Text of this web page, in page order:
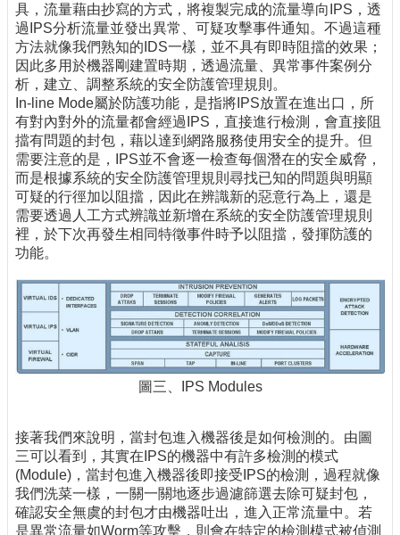
具，流量藉由抄寫的方式，將複製完成的流量導向IPS，透
過IPS分析流量並發出異常、可疑攻擊事件通知。不過這種
方法就像我們熟知的IDS一樣，並不具有即時阻擋的效果；
因此多用於機器剛建置時期，透過流量、異常事件案例分
析，建立、調整系統的安全防護管理規則。
In-line Mode屬於防護功能，是指將IPS放置在進出口，所
有對內對外的流量都會經過IPS，直接進行檢測，會直接阻
擋有問題的封包，藉以達到網路服務使用安全的提升。但
需要注意的是，IPS並不會逐一檢查每個潛在的安全威脅，
而是根據系統的安全防護管理規則尋找已知的問題與明顯
可疑的行徑加以阻擋，因此在辨識新的惡意行為上，還是
需要透過人工方式辨識並新增在系統的安全防護管理規則
裡，於下次再發生相同特徵事件時予以阻擋，發揮防護的
功能。
圖三、IPS Modules
接著我們來說明，當封包進入機器後是如何檢測的。由圖
三可以看到，其實在IPS的機器中有許多檢測的模式
(Module)，當封包進入機器後即接受IPS的檢測，過程就像
我們洗菜一樣，一關一關地逐步過濾篩選去除可疑封包，
確認安全無虞的封包才由機器吐出，進入正常流量中。若
是異常流量如Worm等攻擊，則會在特定的檢測模式被偵測